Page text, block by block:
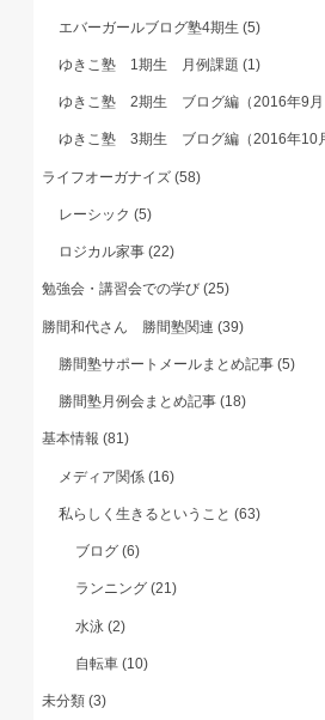
エバーガールブログ塾4期生(5)
ゆきこ塾 1期生 月例課題(1)
ゆきこ塾 2期生 ブログ編（2016年9
ゆきこ塾 3期生 ブログ編（2016年10
ライフオーガナイズ(58)
レーシック(5)
ロジカル家事(22)
勉強会・講習会での学び(25)
勝間和代さん 勝間塾関連(39)
勝間塾サポートメールまとめ記事(5)
勝間塾月例会まとめ記事(18)
基本情報(81)
メディア関係(16)
私らしく生きるということ(63)
ブログ(6)
ランニング(21)
水泳(2)
自転車(10)
未分類(3)